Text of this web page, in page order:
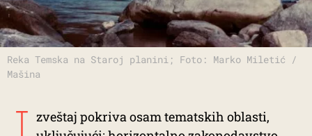
Reka Temska na Staroj planini; Foto: Marko Miletić /
Mašina
zveštaj pokriva osam tematskih oblasti,